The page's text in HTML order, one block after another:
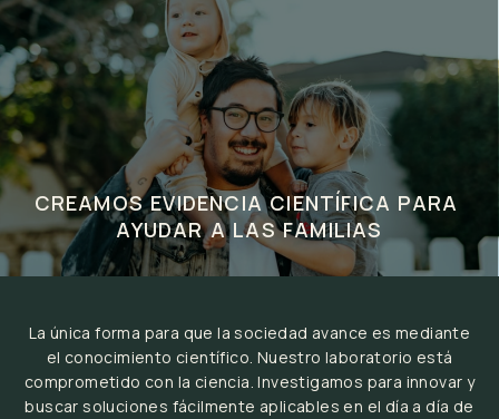
CREAMOS EVIDENCIA CIENTÍFICA PARA
AYUDAR A LAS FAMILIAS
La única forma para que la sociedad avance es mediante
el conocimiento científico. Nuestro laboratorio está
comprometido con la ciencia. Investigamos para innovar y
buscar soluciones fácilmente aplicables en el día a día de